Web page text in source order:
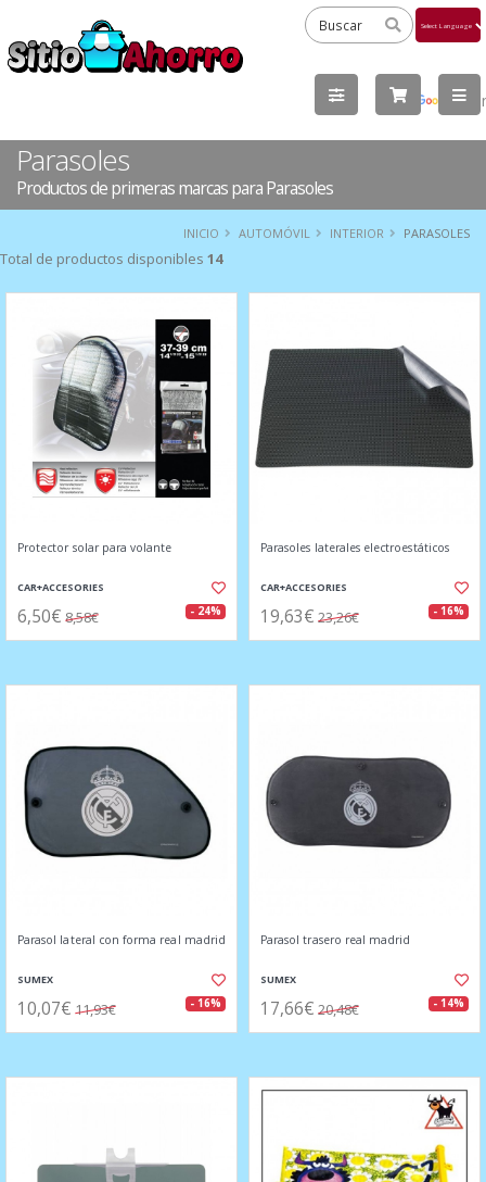
by
Parasoles
Productos de primeras marcas para Parasoles
INICIO AUTOMÓVIL INTERIOR PARASOLES
Total de productos disponibles 14
Protector solar para volante
CAR+ACCESORIES
6,50€ 8,58€ - 24%
Parasoles laterales electroestáticos
CAR+ACCESORIES
19,63€ 23,26€ - 16%
Parasol lateral con forma real madrid
SUMEX
10,07€ 11,93€ - 16%
Parasol trasero real madrid
SUMEX
17,66€ 20,48€ - 14%